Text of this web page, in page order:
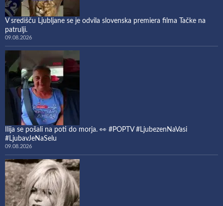
V središču Ljubljane se je odvila slovenska premiera filma Tačke na
patrulji.
09.08.2026
Ilija se pošali na poti do morja. 👀 #POPTV #LjubezenNaVasi
#LjubavJeNaSelu
09.08.2026